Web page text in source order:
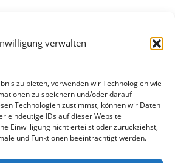
verwalten
zu bieten, verwenden wir Technologien wie
zu speichern und/oder darauf
Technologien zustimmst, können wir Daten
eindeutige IDs auf dieser Website
Einwilligung nicht erteilst oder zurückziehst,
und Funktionen beeinträchtigt werden.
sich rechnet – warum die
Luxemburg schielt Es gibt diese
merkt: Die Südpfalz ist schön,
Fahrt zur Arbeit. Und dann liegt
Autofahrt entfernt, ein kleines